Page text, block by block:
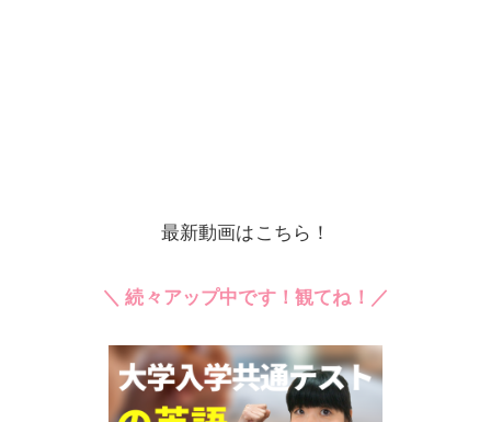
最新動画はこちら！
＼ 続々アップ中です！観てね！／